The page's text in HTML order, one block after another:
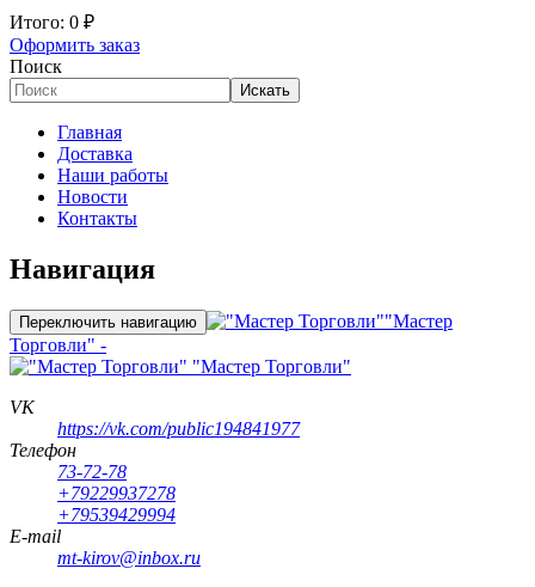
Итого: 0 ₽
Оформить заказ
Поиск
Искать
Главная
Доставка
Наши работы
Новости
Контакты
Навигация
Переключить навигацию
"Мастер
Торговли" -
"Мастер Торговли"
VK
https://vk.com/public194841977
Телефон
73-72-78
+79229937278
+79539429994
E-mail
mt-kirov@inbox.ru